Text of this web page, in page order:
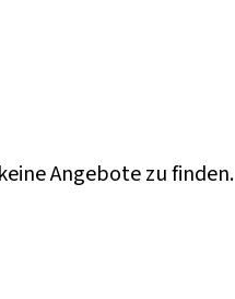
Angebote zu finden.